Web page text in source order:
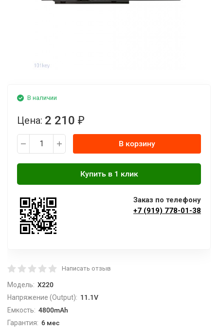
В наличии
Цена: 2 210 ₽
В корзину
Заказ по телефону
+7 (919) 778-01-38
Написать отзыв
Модель: X220
Напряжение (Output): 11.1V
Емкость: 4800mAh
Гарантия: 6 мес